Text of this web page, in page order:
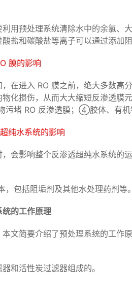
用预处理系统清除水中的余氯、
盐和碳酸盐等离子可以通过添加
膜的影响
在进入 RO 膜之前，绝大多数高
化损伤，从而大大缩短反渗透
堵 RO 反渗透膜；④胶体、有机
纯水系统的影响
，会影响整个反渗透超纯水系统
包括阻垢剂及其他水处理药剂等。
的工作原理
文简要介绍了预处理系统的工作
和活性炭过滤器组成的。